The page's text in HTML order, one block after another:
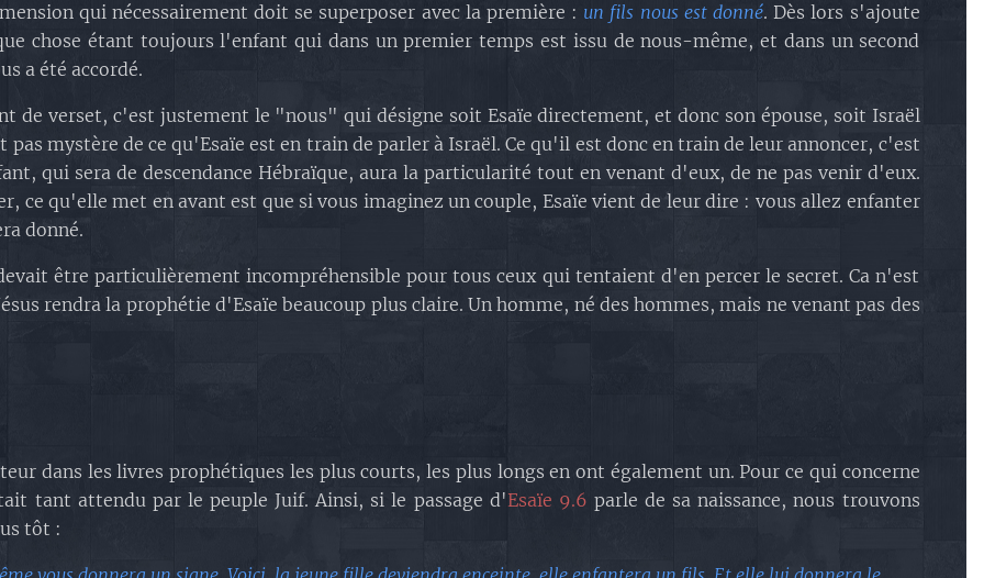
qui nécessairement doit se superposer avec la première : un fils nous est donné. Dès lors s'ajoute
chose étant toujours l'enfant qui dans un premier temps est issu de nous-même, et dans un second
a été accordé.
de verset, c'est justement le "nous" qui désigne soit Esaïe directement, et donc son épouse, soit Israël
mystère de ce qu'Esaïe est en train de parler à Israël. Ce qu'il est donc en train de leur annoncer, c'est
qui sera de descendance Hébraïque, aura la particularité tout en venant d'eux, de ne pas venir d'eux.
ce qu'elle met en avant est que si vous imaginez un couple, Esaïe vient de leur dire : vous allez enfanter
donné.
être particulièrement incompréhensible pour tous ceux qui tentaient d'en percer le secret. Ca n'est
rendra la prophétie d'Esaïe beaucoup plus claire. Un homme, né des hommes, mais ne venant pas des
dans les livres prophétiques les plus courts, les plus longs en ont également un. Pour ce qui concerne
tant attendu par le peuple Juif. Ainsi, si le passage d'Esaïe 9.6 parle de sa naissance, nous trouvons
tôt :